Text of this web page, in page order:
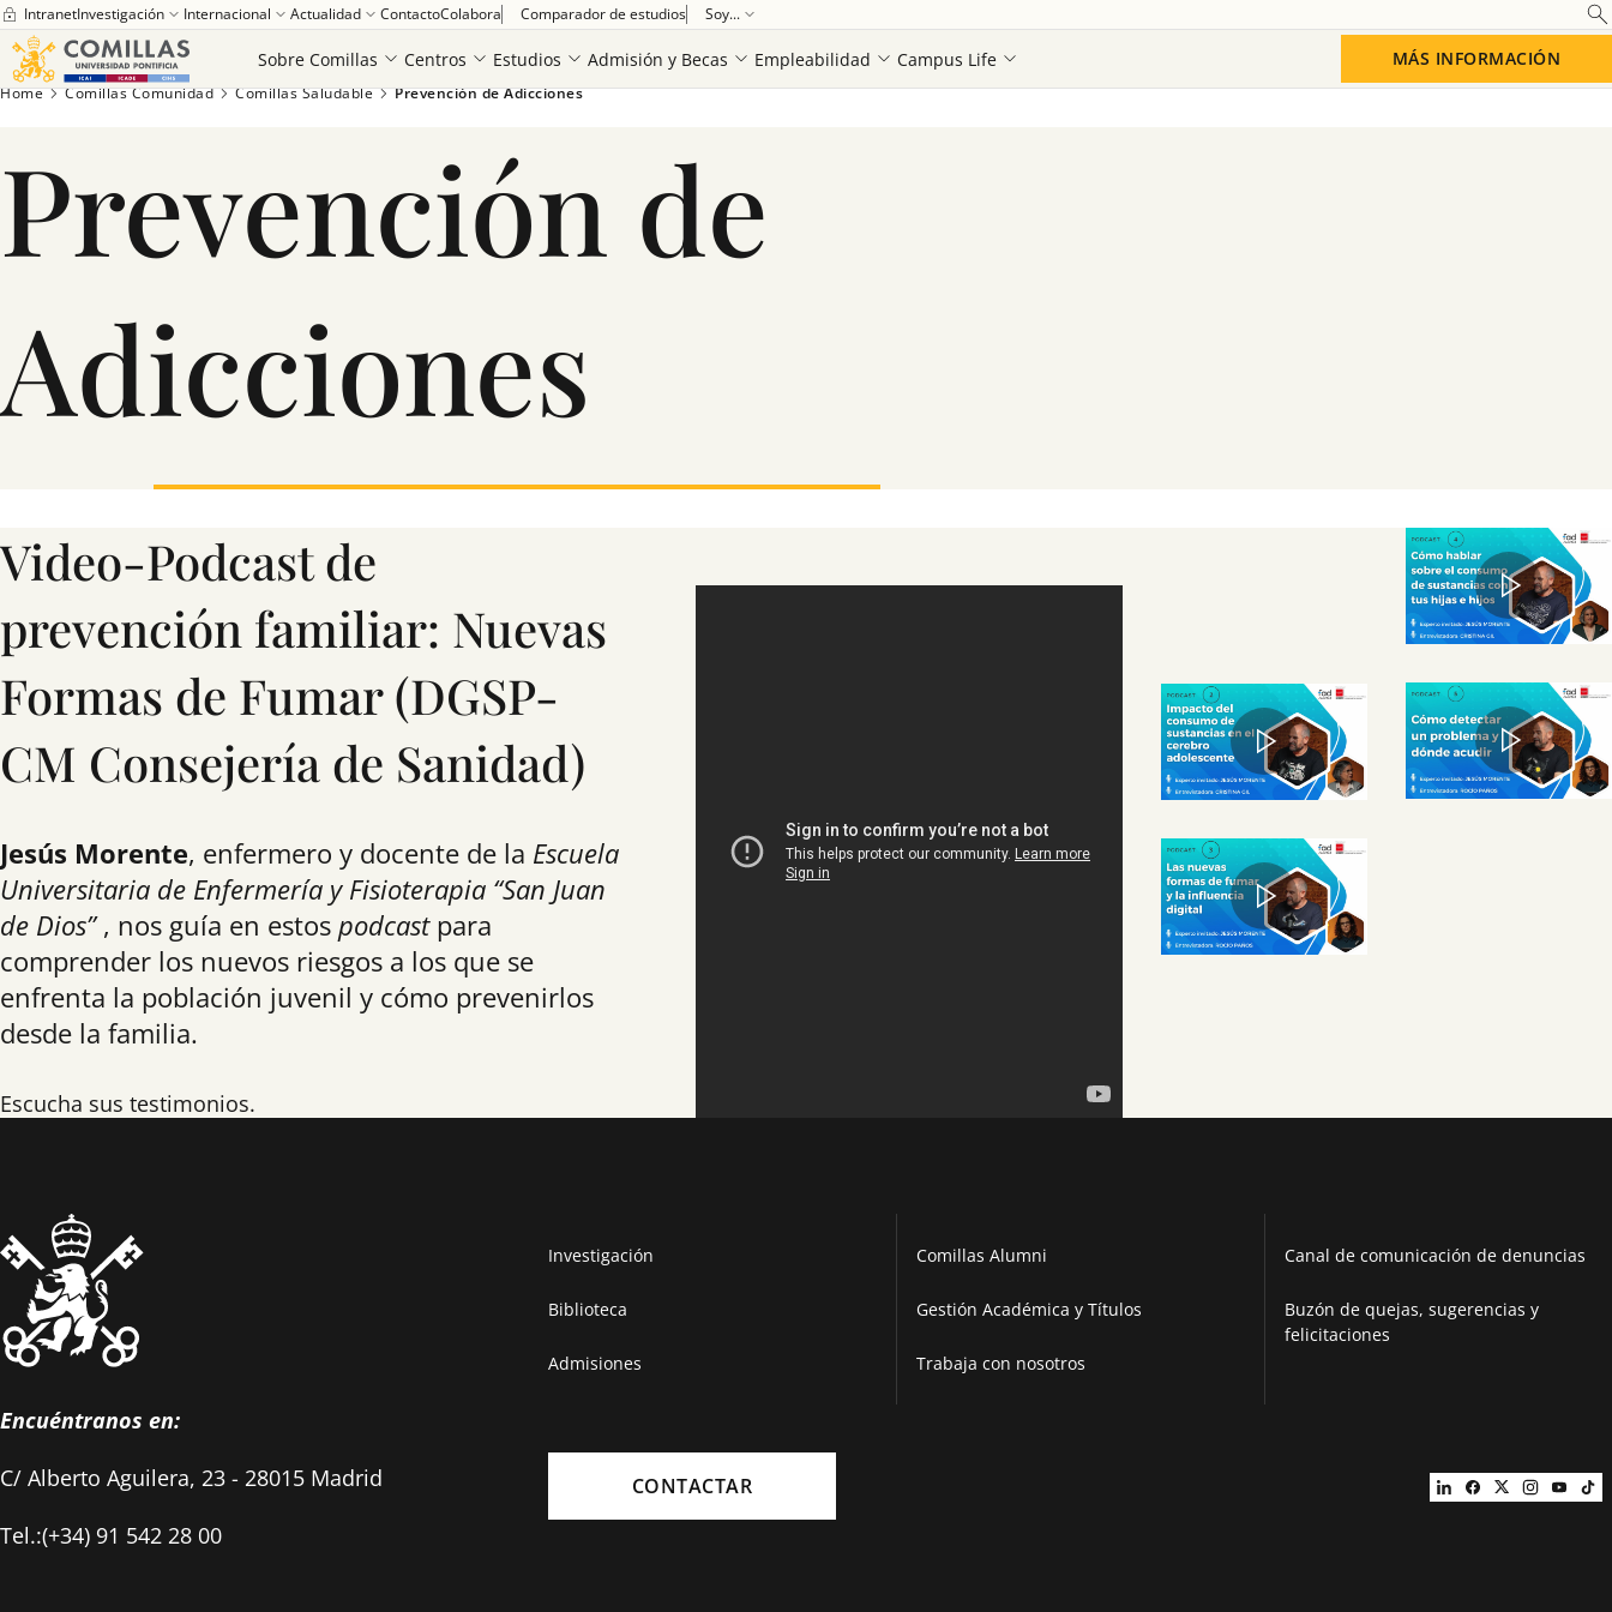
IntranetInvestigación Internacional Actualidad ContactoColabora Comparador de estudios Soy...
Sobre Comillas Centros Estudios Admisión y Becas Empleabilidad Campus Life MÁS INFORMACIÓN
Saber más
Home Comillas Comunidad Comillas Saludable Prevención de Adicciones
Prevención de
Adicciones
Video-Podcast de
prevención familiar: Nuevas
Formas de Fumar (DGSP-
CM Consejería de Sanidad)
Jesús Morente, enfermero y docente de la Escuela
Universitaria de Enfermería y Fisioterapia “San Juan
de Dios”, nos guía en estos podcast para
comprender los nuevos riesgos a los que se
enfrenta la población juvenil y cómo prevenirlos
desde la familia.
Escucha sus testimonios.
Encuéntranos en:
C/ Alberto Aguilera, 23 - 28015 Madrid
Tel.:(+34) 91 542 28 00
Investigación
Biblioteca
Admisiones
Comillas Alumni
Gestión Académica y Títulos
Trabaja con nosotros
Canal de comunicación de denuncias
Buzón de quejas, sugerencias y
felicitaciones
CONTACTAR